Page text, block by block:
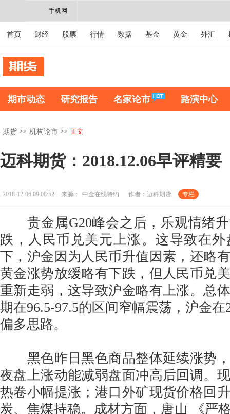
手机网
首页 财经 股票 行情 数据 基金 黄金 外汇
期市动态 研究报告 名家论市 路演中心
期货 >> 机构论市 >> 正文
迈科期货：2018.12.06早评精要
2018-12-06 09:08:52 来源： 中金在线特约 作者：迈科期货 专栏
贵金属G20峰会之后，乐观情绪升
跌，人民币兑美元上涨。这导致在
下，沪金因为人民币升值因素，还略
黄金涨势放缓略有下跌，但人民币兑
重新走弱，这导致沪金略有上涨。总
期在96.5-97.5的区间窄幅震荡，沪金
偏多思路。
黑色昨日黑色商品整体延续涨势，
夜盘上涨动能减弱盘面冲高后回调。
热卷小幅提涨；港口外矿现货价格回
炭、焦煤持稳。成材方面，唐山 《严